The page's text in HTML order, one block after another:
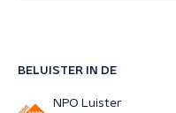
BELUISTER IN DE
NPO Luister